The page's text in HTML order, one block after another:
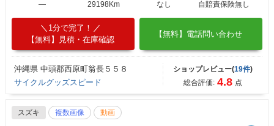
― 29198Km なし 自賠責保険無し
1分で完了！
【無料】見積・在庫確認
【無料】電話問い合わせ
沖縄県 中頭郡西原町翁長５５８
サイクルグッズスピード
ショップレビュー(19件)
総合評価: 4.8 点
スズキ 複数画像 動画